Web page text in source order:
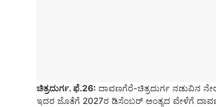
ಚಿತ್ರದುರ್ಗ. ಫೆ.26: ದಾವಣಗೆರೆ-ಚಿತ್ರದುರ್ಗ ನಡುವಿನ
ಇದರ ಜೊತೆಗೆ 2027ರ ಡಿಸೆಂಬರ್ ಅಂತ್ಯದ ವೇಳೆಗೆ